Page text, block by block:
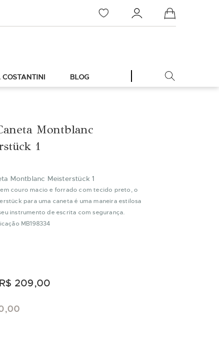
Meu Carrinho
BLOG
R$ 209,00
Montblanc
1
Montblanc Meisterstück 1
couro macio e forrado com tecido preto, o
para uma caneta é uma maneira estilosa
instrumento de escrita com segurança.
MB198334